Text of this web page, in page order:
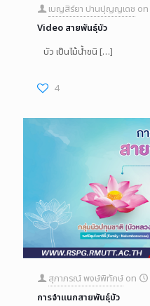
เบญสิร์ยา ปานปุญญเดช on
Video สายพันธุ์บัว
บัว เป็นไม้น้ำชนิ […]
4
สุภาภรณ์ พงษ์พิทักษ์ on
การจำแนกสายพันธุ์บัว